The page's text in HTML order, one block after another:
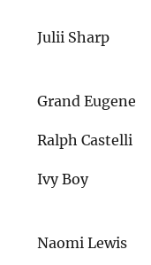
Julii Sharp
Grand Eugene
Ralph Castelli
Ivy Boy
Naomi Lewis